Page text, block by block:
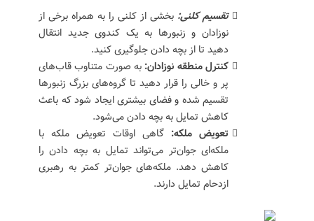
تقسیم کلنی: بخشی از کلنی را به همراه برخی از
نوزادان و زنبورها به یک کندوی جدید انتقال
دهید تا از بچه دادن جلوگیری کنید.
کنترل منطقه نوزادان: به صورت متناوب قاب‌های
پر و خالی را قرار دهید تا گروه‌های بزرگ زنبورها
تقسیم شده و فضای بیشتری ایجاد شود که باعث
کاهش تمایل به بچه دادن می‌شود.
تعویض ملکه: گاهی اوقات تعویض ملکه با
ملکه‌ای جوان‌تر می‌تواند تمایل به بچه دادن را
کاهش دهد. ملکه‌های جوان‌تر کمتر به رهبری
ازدحام تمایل دارند.